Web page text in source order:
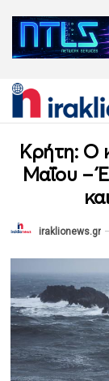
Κρήτη: Ο
Μαΐου –
iraklionews.gr